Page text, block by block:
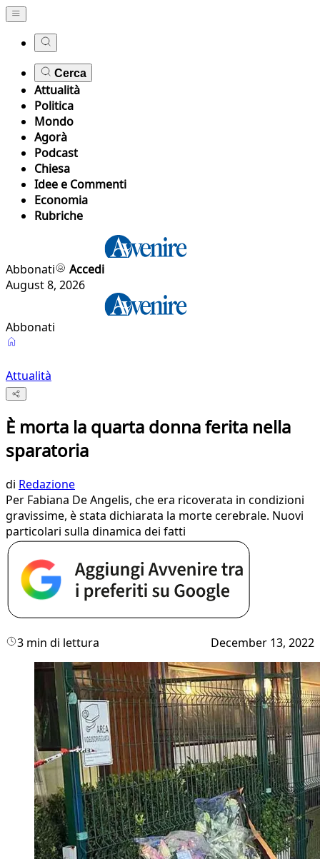
Cerca
Attualità
Politica
Mondo
Agorà
Podcast
Chiesa
Idee e Commenti
Economia
Rubriche
Abbonati
Accedi
August 8, 2026
Abbonati
Attualità
È morta la quarta donna ferita nella
sparatoria
di Redazione
Per Fabiana De Angelis, che era ricoverata in condizioni
gravissime, è stata dichiarata la morte cerebrale. Nuovi
particolari sulla dinamica dei fatti
3 min di lettura December 13, 2022